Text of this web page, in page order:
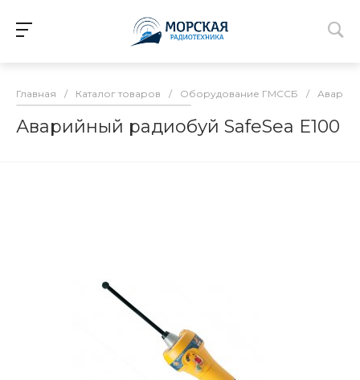
Главная / Каталог товаров / Оборудование ГМССБ /
Аварийный радиобуй SafeSea E100